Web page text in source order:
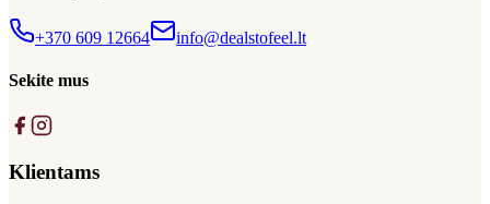
+370 609 12664 info@dealstofeel.lt
Sekite mus
Klientams